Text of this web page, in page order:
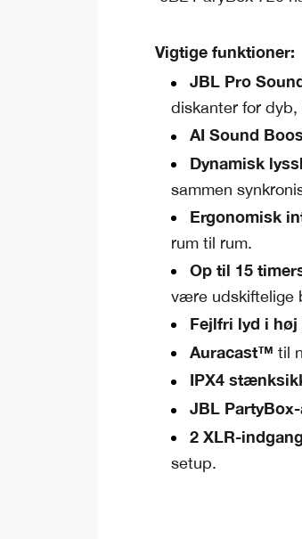
Vigtige funktioner:
JBL Pro
diskanter for dyb,
AI Sound
Dynamisk
sammen
Ergonomisk
rum til rum.
Op til 15
være udskiftelige
Fejlfri lyd i høj
Auracast™ til
IPX4
JBL
2 XLR-
setup.